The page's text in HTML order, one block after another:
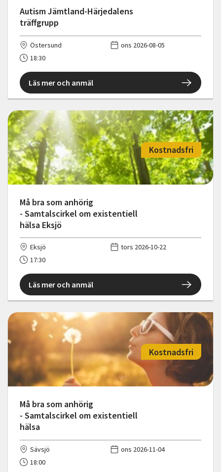
Autism Jämtland-Härjedalens
träffgrupp
Östersund
ons 2026-08-05
18:30
Läs mer och anmäl
Må bra som anhörig
- Samtalscirkel om existentiell
hälsa Eksjö
Kostnadsfri
Eksjö
tors 2026-10-22
17:30
Läs mer och anmäl
Må bra som anhörig
- Samtalscirkel om existentiell
hälsa
Kostnadsfri
Sävsjö
ons 2026-11-04
18:00